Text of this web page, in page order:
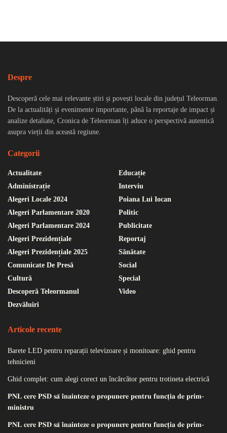
Despre
Descoperă cele mai relevante știri și povești locale din județul Teleorman.
De la actualități și evenimente importante, până la reportaje de impact și
analize detaliate, Cronica de Teleorman îți aduce o perspectivă autentică
asupra vieții din această regiune.
Categorii
Actualitate
Administrație
Alegeri Locale 2024
Alegeri Parlamentare 2020
Alegeri Parlamentare 2024
Alegeri Prezidențiale
Alegeri Prezidențiale 2025
Comunicate De Presă
Cultură
Descoperă Teleormanul
Dezvăluiri
Educație
Interviu
Poiana Lui Iocan
Politic
Publicitate
Reportaj
Sănătate
Social
Special
Video
Articole recente
Barete LED pentru reparații televizoare și monitoare: ghid pentru
tehnicieni
Ghid complet: cum alegi corect un încărcător pentru trotineta electrică
𝐏𝐍𝐋 𝐜𝐞𝐫𝐞 𝐏𝐒𝐃 𝐬𝐚̆ 𝐢̂𝐧𝐚𝐢𝐧𝐭𝐞𝐳𝐞 𝐨 𝐩𝐫𝐨𝐩𝐮𝐧𝐞𝐫𝐞 𝐩𝐞𝐧𝐭𝐫𝐮 𝐟𝐮𝐧𝐜𝐭̦𝐢𝐚 𝐝𝐞 𝐩𝐫𝐢𝐦-
𝐦𝐢𝐧𝐢𝐬𝐭𝐫𝐮
𝐏𝐍𝐋 𝐜𝐞𝐫𝐞 𝐏𝐒𝐃 𝐬𝐚̆ 𝐢̂𝐧𝐚𝐢𝐧𝐭𝐞𝐳𝐞 𝐨 𝐩𝐫𝐨𝐩𝐮𝐧𝐞𝐫𝐞 𝐩𝐞𝐧𝐭𝐫𝐮 𝐟𝐮𝐧𝐜𝐭̦𝐢𝐚 𝐝𝐞 𝐩𝐫𝐢𝐦-